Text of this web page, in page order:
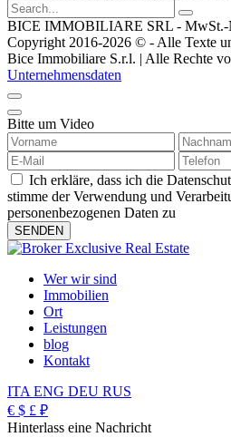
BICE IMMOBILIARE SRL - MwSt.-
Copyright 2016-2026 © - Alle Texte
Bice Immobiliare S.r.l. | Alle Rechte
Unternehmensdaten
Bitte um Video
Ich erkläre, dass ich die
stimme der Verwendung und
personenbezogenen Daten zu
Wer wir sind
Immobilien
Ort
Leistungen
blog
Kontakt
ITA ENG DEU RUS
€ $ £ ₽
Hinterlass eine Nachricht